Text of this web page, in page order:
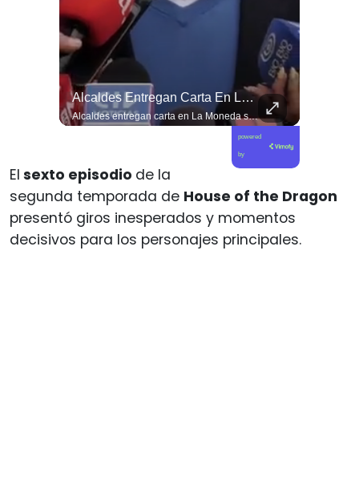
Alcaldes Entregan Carta En La Moneda Sobre Delincuencia En Menores
Alcaldes entregan carta en La Moneda sobre delincuencia en menores
powered
by
El sexto episodio de la
segunda temporada de House of the Dragon
presentó giros inesperados y momentos
decisivos para los personajes principales.